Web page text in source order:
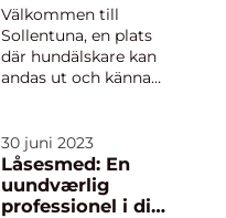
Installation af
overvågningskamerae
r tjener som en
forebyggende
fyrbenta vän
Välkommen till
Sollentuna, en plats
där hundälskare kan
andas ut och känna
Stockholm får hundar
chansen att leva fullt
ut. För många av oss
är våra hun...
30 juni 2023
Låsesmed: En
uundværlig
professionel i din